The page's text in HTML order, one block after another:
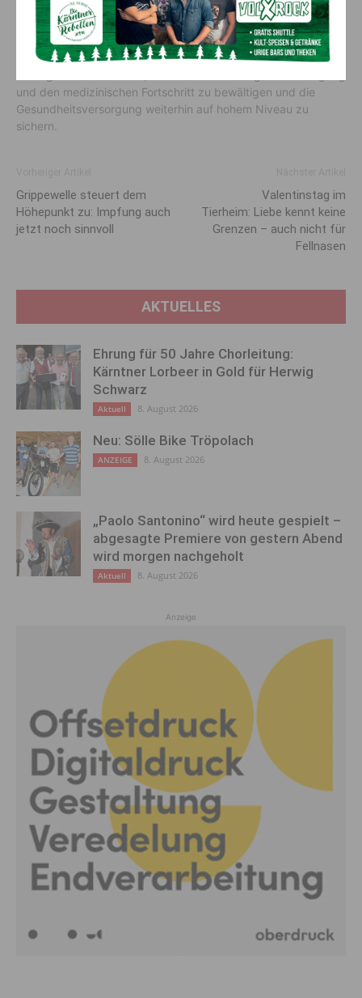
Kostendämpfung, das Effizienzsteigerungen und gezielte
Einsparungen umfasst. Gleichzeitig wird jedoch ein
zusätzlicher Finanzierungsbeitrag des Bundes als notwendig
erachtet, um die wachsenden Anforderungen durch den
und den medizinischen Fortschritt zu bewältigen und die
Gesundheitsversorgung weiterhin auf hohem Niveau zu
sichern.
Grippewelle steuert dem
Höhepunkt zu: Impfung auch
jetzt noch sinnvoll
Valentinstag im
Tierheim: Liebe kennt keine
Grenzen – auch nicht für
Fellnasen
AKTUELLES
Ehrung für 50 Jahre Chorleitung:
Kärntner Lorbeer in Gold für Herwig
Schwarz
Aktuell 8. August 2026
Neu: Sölle Bike Tröpolach
ANZEIGE 8. August 2026
„Paolo Santonino“ wird heute gespielt –
abgesagte Premiere von gestern Abend
wird morgen nachgeholt
Aktuell 8. August 2026
Anzeige